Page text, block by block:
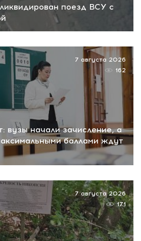
поезд ВСУ с
вузы начали зачисление, а
баллами ждут
7 августа 2026
162
7 августа 2026
171